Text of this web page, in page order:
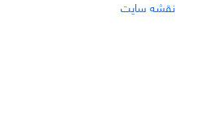
نقشه سایت